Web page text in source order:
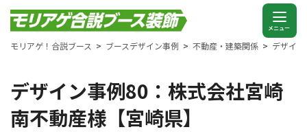
モリアゲ！合説ブース ブースデザイン事例 不動産・建築関係 デザイ
デザイン事例80：株式会社宮崎
南不動産様【宮崎県】